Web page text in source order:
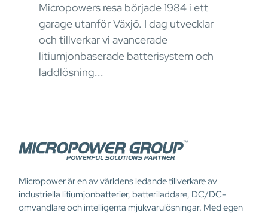
Micropowers resa började 1984 i ett
garage utanför Växjö. I dag utvecklar
och tillverkar vi avancerade
litiumjonbaserade batterisystem och
laddlösning...
Micropower är en av världens ledande tillverkare av
industriella litiumjonbatterier, batteriladdare, DC/DC-
omvandlare och intelligenta mjukvarulösningar. Med egen